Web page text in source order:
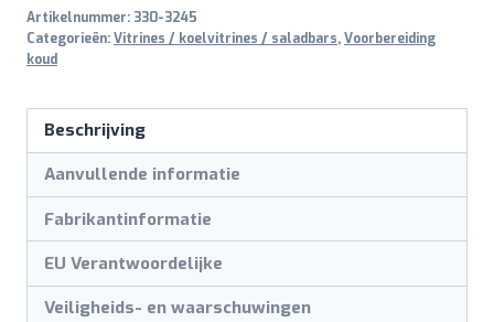
Artikelnummer: 330-3245
Categorieën:Vitrines / koelvitrines / saladbars,Voorbereiding
koud
Beschrijving
Aanvullende informatie
Fabrikantinformatie
EU Verantwoordelijke
Veiligheids- en waarschuwingen